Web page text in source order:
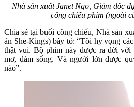
Nhà sản xuất Janet Ngo, Giám đốc
công chiếu phim (ngoài
Chia sẻ tại buổi công chiếu, Nhà sản
án She-Kings) bày tỏ: “Tôi hy vọng
thật vui. Bộ phim này được ra đời với
mơ, dám sống. Và người lớn được
nào”.